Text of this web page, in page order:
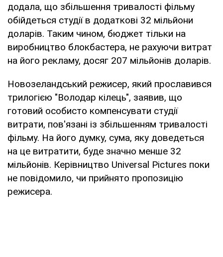
додала, що збільшення тривалості фільму
обійдеться студії в додаткові 32 мільйони
доларів. Таким чином, бюджет тільки на
виробництво блокбастера, не рахуючи витрат
на його рекламу, досяг 207 мільйонів доларів.
Новозеландський режисер, який прославився
трилогією "Володар кілець", заявив, що
готовий особисто компенсувати студії
витрати, пов'язані із збільшенням тривалості
фільму. На його думку, сума, яку доведеться
на це витратити, буде значно менше 32
мільйонів. Керівництво Universal Pictures поки
не повідомило, чи прийнято пропозицію
режисера.